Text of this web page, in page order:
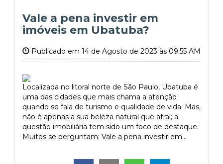
Vale a pena investir em
imóveis em Ubatuba?
Publicado em 14 de Agosto de 2023 às 09:55 AM
Localizada no litoral norte de São Paulo, Ubatuba é
uma das cidades que mais chama a atenção
quando se fala de turismo e qualidade de vida. Mas,
não é apenas a sua beleza natural que atrai; a
questão imobiliária tem sido um foco de destaque.
Muitos se perguntam: Vale a pena investir em...